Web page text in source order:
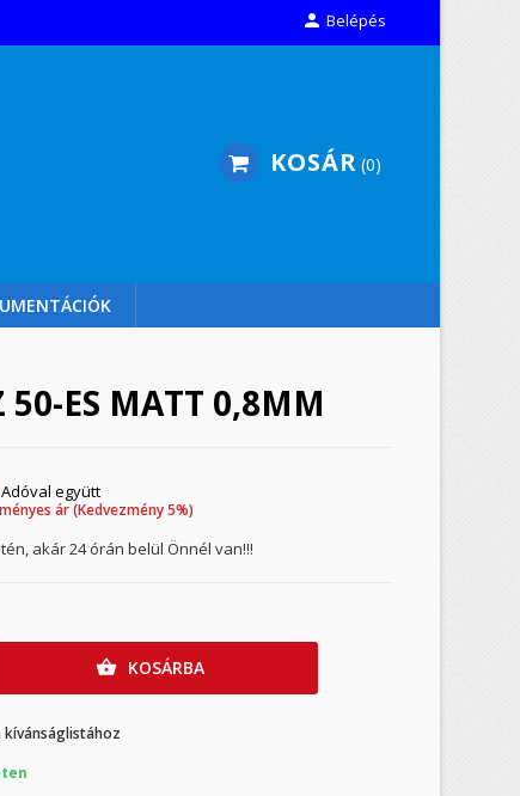
 Belépés
KOSÁR 0
50-ES MATT 0,8MM
Adóval együtt
ár (Kedvezmény 5%)
akár 24 órán belül Önnél van!!!
 KOSÁRBA
kívánságlistához